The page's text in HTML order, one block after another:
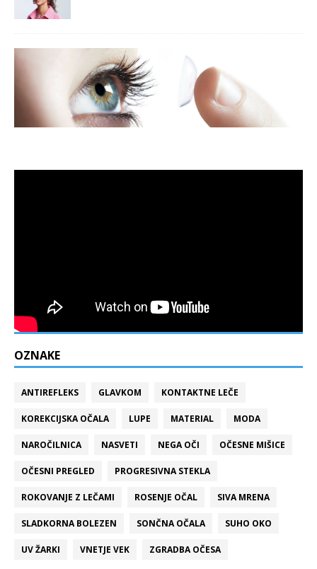
OZNAKE
ANTIREFLEKS GLAVKOM KONTAKTNE LEČE
KOREKCIJSKA OČALA LUPE MATERIAL MODA
NAROČILNICA NASVETI NEGA OČI OČESNE MIŠICE
OČESNI PREGLED PROGRESIVNA STEKLA
ROKOVANJE Z LEČAMI ROSENJE OČAL SIVA MRENA
SLADKORNA BOLEZEN SONČNA OČALA SUHO OKO
UV ŽARKI VNETJE VEK ZGRADBA OČESA